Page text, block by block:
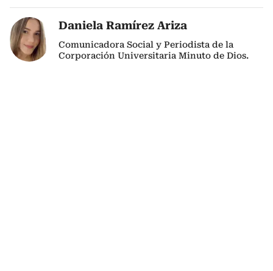
Daniela Ramírez Ariza
Comunicadora Social y Periodista de la
Corporación Universitaria Minuto de Dios.